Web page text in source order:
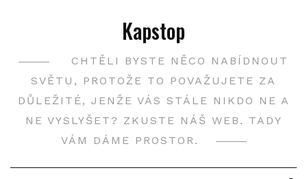
Kapstop
CHTĚLI BYSTE NĚCO NABÍDNOUT
SVĚTU, PROTOŽE TO POVAŽUJETE ZA
DŮLEŽITÉ, JENŽE VÁS STÁLE NIKDO NE A
NE VYSLYŠET? ZKUSTE NÁŠ WEB. TADY
VÁM DÁME PROSTOR.